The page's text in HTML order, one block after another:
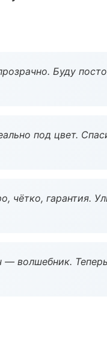
Буду
под цвет.
чётко, гарантия.
— волшебник.